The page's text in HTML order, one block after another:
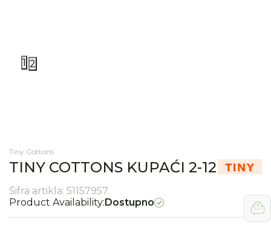
1 2
Tiny Cottons
TINY COTTONS KUPAĆI 2-12
Šifra artikla: 51157957
Product Availability:Dostupno